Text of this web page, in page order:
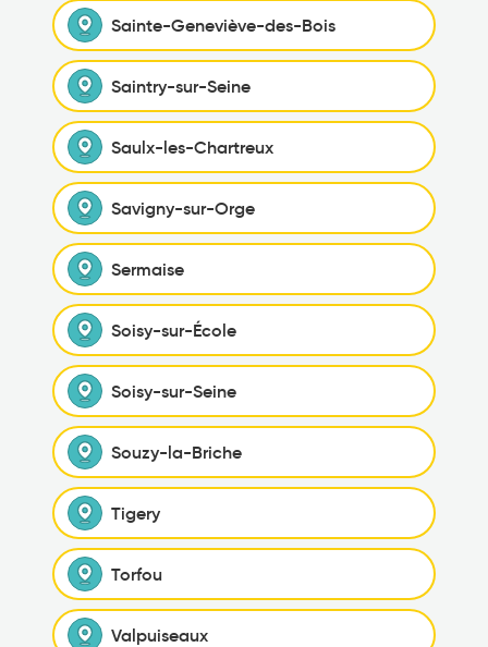
Sainte-Geneviève-des-Bois
Saintry-sur-Seine
Saulx-les-Chartreux
Savigny-sur-Orge
Sermaise
Soisy-sur-École
Soisy-sur-Seine
Souzy-la-Briche
Tigery
Torfou
Valpuiseaux